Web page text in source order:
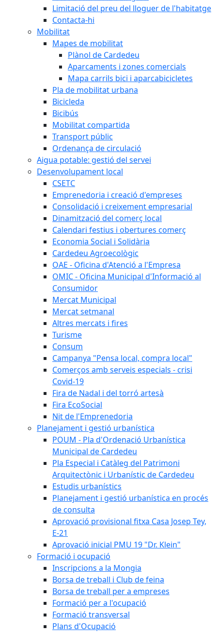
Limitació del preu del lloguer de l'habitatge
Contacta-hi
Mobilitat
Mapes de mobilitat
Plànol de Cardedeu
Aparcaments i zones comercials
Mapa carrils bici i aparcabicicletes
Pla de mobilitat urbana
Bicicleda
Bicibús
Mobilitat compartida
Transport públic
Ordenança de circulació
Aigua potable: gestió del servei
Desenvolupament local
CSETC
Emprenedoria i creació d'empreses
Consolidació i creixement empresarial
Dinamització del comerç local
Calendari festius i obertures comerç
Economia Social i Solidària
Cardedeu Agroecològic
OAE - Oficina d'Atenció a l'Empresa
OMIC - Oficina Municipal d'Informació al
Consumidor
Mercat Municipal
Mercat setmanal
Altres mercats i fires
Turisme
Consum
Campanya "Pensa local, compra local"
Comerços amb serveis especials - crisi
Covid-19
Fira de Nadal i del torró artesà
Fira EcoSocial
Nit de l'Emprenedoria
Planejament i gestió urbanística
POUM - Pla d'Ordenació Urbanística
Municipal de Cardedeu
Pla Especial i Catàleg del Patrimoni
Arquitectònic i Urbanístic de Cardedeu
Estudis urbanístics
Planejament i gestió urbanística en procés
de consulta
Aprovació provisional fitxa Casa Josep Tey,
E-21
Aprovació inicial PMU 19 "Dr. Klein"
Formació i ocupació
Inscripcions a la Mongia
Borsa de treball i Club de feina
Borsa de treball per a empreses
Formació per a l'ocupació
Formació transversal
Plans d'Ocupació